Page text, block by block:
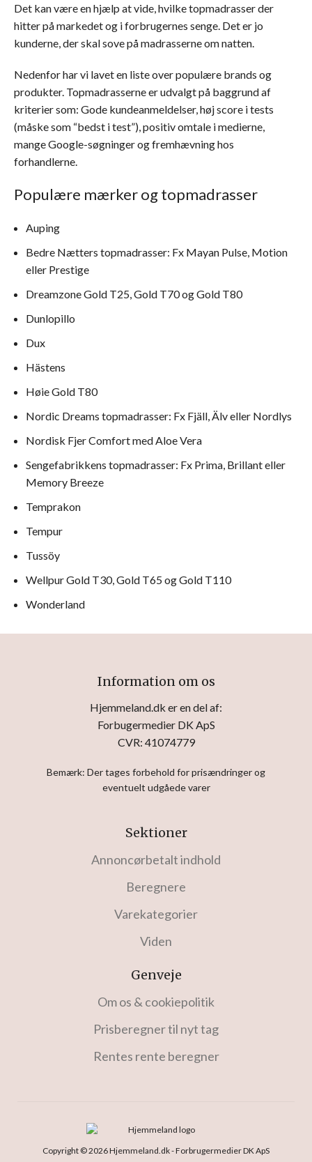
Det kan være en hjælp at vide, hvilke topmadrasser der
hitter på markedet og i forbrugernes senge. Det er jo
kunderne, der skal sove på madrasserne om natten.
Nedenfor har vi lavet en liste over populære brands og
produkter. Topmadrasserne er udvalgt på baggrund af
kriterier som: Gode kundeanmeldelser, høj score i tests
(måske som “bedst i test”), positiv omtale i medierne,
mange Google-søgninger og fremhævning hos
forhandlerne.
Populære mærker og topmadrasser
Auping
Bedre Nætters topmadrasser: Fx Mayan Pulse, Motion
eller Prestige
Dreamzone Gold T25, Gold T70 og Gold T80
Dunlopillo
Dux
Hästens
Høie Gold T80
Nordic Dreams topmadrasser: Fx Fjäll, Älv eller Nordlys
Nordisk Fjer Comfort med Aloe Vera
Sengefabrikkens topmadrasser: Fx Prima, Brillant eller
Memory Breeze
Temprakon
Tempur
Tussöy
Wellpur Gold T30, Gold T65 og Gold T110
Wonderland
Information om os
Hjemmeland.dk er en del af:
Forbugermedier DK ApS
CVR: 41074779
Bemærk: Der tages forbehold for prisændringer og
eventuelt udgåede varer
Sektioner
Annoncørbetalt indhold
Beregnere
Varekategorier
Viden
Genveje
Om os & cookiepolitik
Prisberegner til nyt tag
Rentes rente beregner
Copyright © 2026 Hjemmeland.dk - Forbrugermedier DK ApS